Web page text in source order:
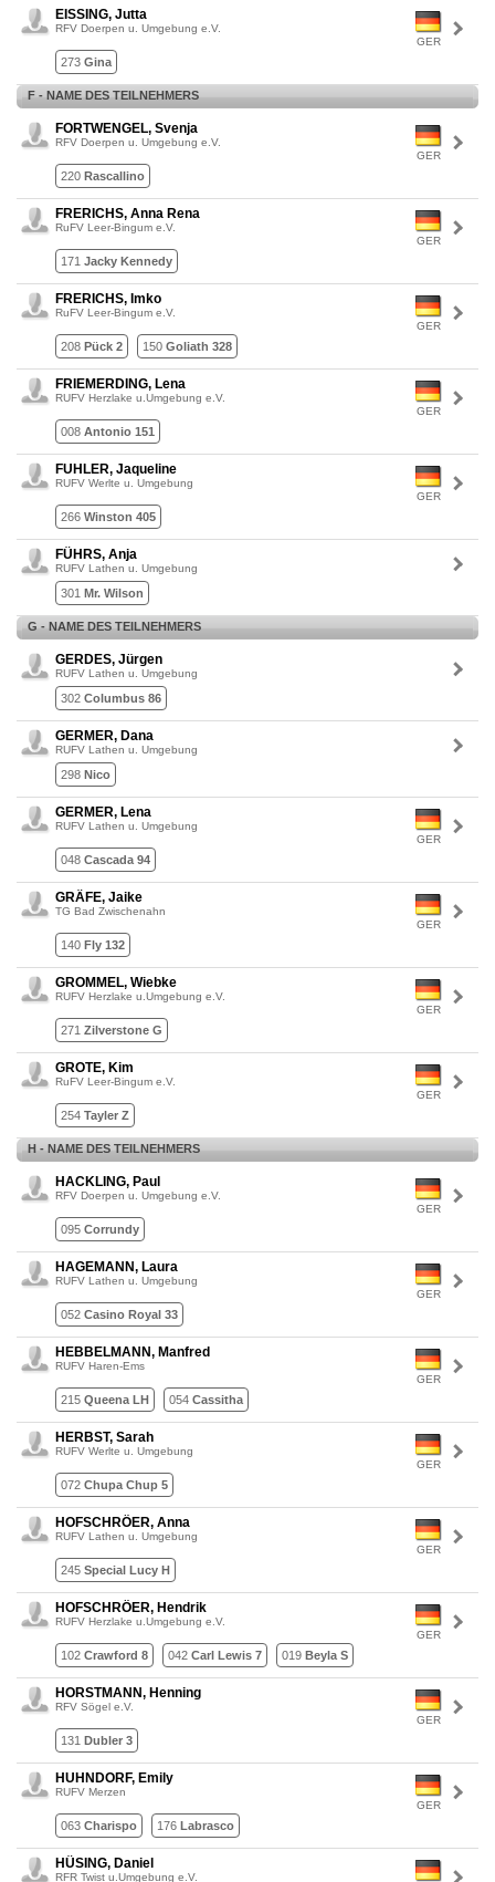
GER
EISSING, Jutta
RFV Doerpen u. Umgebung e.V.
273 Gina
F - NAME DES TEILNEHMERS
GER
FORTWENGEL, Svenja
RFV Doerpen u. Umgebung e.V.
220 Rascallino
GER
FRERICHS, Anna Rena
RuFV Leer-Bingum e.V.
171 Jacky Kennedy
GER
FRERICHS, Imko
RuFV Leer-Bingum e.V.
208 Pück 2 150 Goliath 328
GER
FRIEMERDING, Lena
RUFV Herzlake u.Umgebung e.V.
008 Antonio 151
GER
FUHLER, Jaqueline
RUFV Werlte u. Umgebung
266 Winston 405
FÜHRS, Anja
RUFV Lathen u. Umgebung
301 Mr. Wilson
G - NAME DES TEILNEHMERS
GERDES, Jürgen
RUFV Lathen u. Umgebung
302 Columbus 86
GERMER, Dana
RUFV Lathen u. Umgebung
298 Nico
GER
GERMER, Lena
RUFV Lathen u. Umgebung
048 Cascada 94
GER
GRÄFE, Jaike
TG Bad Zwischenahn
140 Fly 132
GER
GROMMEL, Wiebke
RUFV Herzlake u.Umgebung e.V.
271 Zilverstone G
GER
GROTE, Kim
RuFV Leer-Bingum e.V.
254 Tayler Z
H - NAME DES TEILNEHMERS
GER
HACKLING, Paul
RFV Doerpen u. Umgebung e.V.
095 Corrundy
GER
HAGEMANN, Laura
RUFV Lathen u. Umgebung
052 Casino Royal 33
GER
HEBBELMANN, Manfred
RUFV Haren-Ems
215 Queena LH 054 Cassitha
GER
HERBST, Sarah
RUFV Werlte u. Umgebung
072 Chupa Chup 5
GER
HOFSCHRÖER, Anna
RUFV Lathen u. Umgebung
245 Special Lucy H
GER
HOFSCHRÖER, Hendrik
RUFV Herzlake u.Umgebung e.V.
102 Crawford 8 042 Carl Lewis 7 019 Beyla S
GER
HORSTMANN, Henning
RFV Sögel e.V.
131 Dubler 3
GER
HUHNDORF, Emily
RUFV Merzen
063 Charispo 176 Labrasco
HÜSING, Daniel
RFR Twist u.Umgebung e.V.